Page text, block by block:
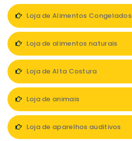
Loja de Alimentos Congelados
Loja de alimentos naturais
Loja de Alta Costura
Loja de animais
Loja de aparelhos auditivos